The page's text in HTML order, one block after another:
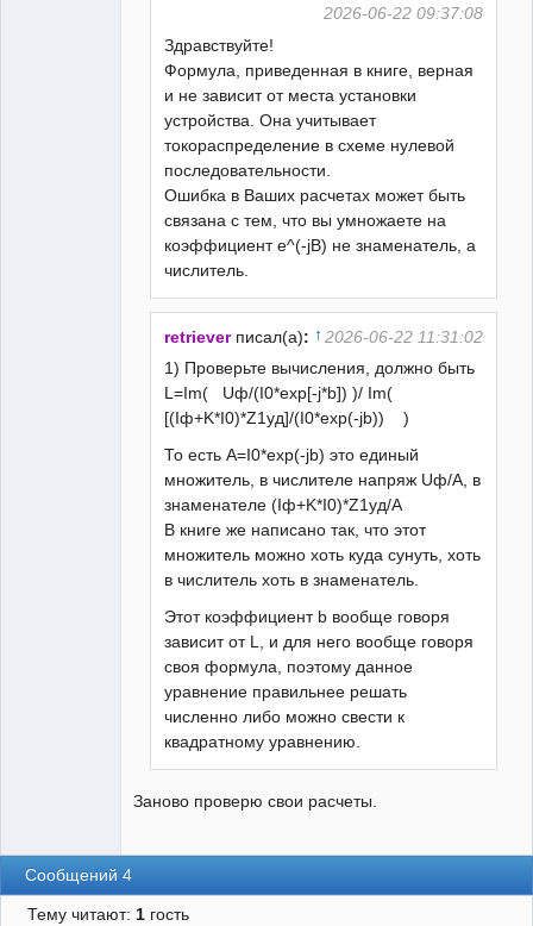
2026-06-22 09:37:08
Здравствуйте!
Формула, приведенная в книге, верная
и не зависит от места установки
устройства. Она учитывает
токораспределение в схеме нулевой
последовательности.
Ошибка в Ваших расчетах может быть
связана с тем, что вы умножаете на
коэффициент e^(-jB) не знаменатель, а
числитель.
retriever писал(а): ↑ 2026-06-22 11:31:02
1) Проверьте вычисления, должно быть
L=Im( Uф/(I0*exp[-j*b]) )/ Im(
[(Iф+K*I0)*Z1уд]/(I0*exp(-jb)) )
То есть А=I0*exp(-jb) это единый
множитель, в числителе напряж Uф/A, в
знаменателе (Iф+K*I0)*Z1уд/A
В книге же написано так, что этот
множитель можно хоть куда сунуть, хоть
в числитель хоть в знаменатель.
Этот коэффициент b вообще говоря
зависит от L, и для него вообще говоря
своя формула, поэтому данное
уравнение правильнее решать
численно либо можно свести к
квадратному уравнению.
Заново проверю свои расчеты.
Сообщений 4
Тему читают: 1гость